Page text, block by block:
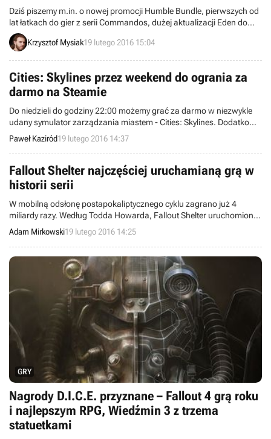
Dziś piszemy m.in. o nowej promocji Humble Bundle, pierwszych od
lat łatkach do gier z serii Commandos, dużej aktualizacji Eden do
strzelanki Arma III z nowym edytorem, pre-loadzie wersji beta
Hitmana na PC oraz przyszłych dodatkach do Rainbow Six: Siege.
Krzysztof Mysiak19 lutego 2016 15:04
Cities: Skylines przez weekend do ogrania za
darmo na Steamie
Do niedzieli do godziny 22:00 możemy grać za darmo w niezwykle
udany symulator zarządzania miastem - Cities: Skylines. Dodatkowo
do poniedziałku kupimy grę w obniżonej cenie.
Paweł Kaziród19 lutego 2016 14:37
Fallout Shelter najczęściej uruchamianą grą w
historii serii
W mobilną odsłonę postapokaliptycznego cyklu zagrano już 4
miliardy razy. Według Todda Howarda, Fallout Shelter uruchomiono
więcej razy niż wszystkie pozostałe gry z serii razem wzięte.
Adam Mirkowski19 lutego 2016 14:25
GRY
Nagrody D.I.C.E. przyznane – Fallout 4 grą roku
i najlepszym RPG, Wiedźmin 3 z trzema
statuetkami